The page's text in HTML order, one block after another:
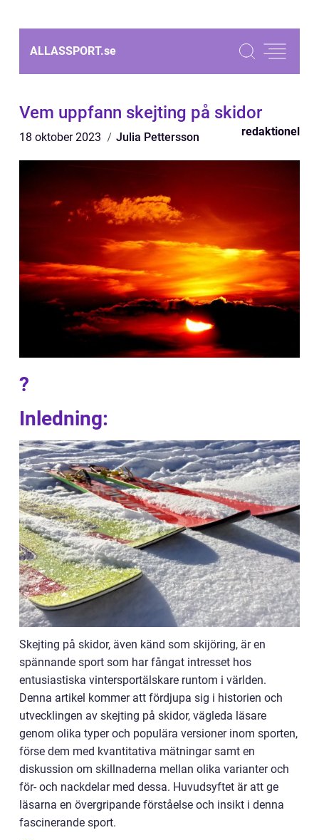
ALLASSPORT.se
Vem uppfann skejting på skidor
18 oktober 2023 Julia Pettersson redaktionel
?
Inledning:
Skejting på skidor, även känd som skijöring, är en
spännande sport som har fångat intresset hos
entusiastiska vintersportälskare runtom i världen.
Denna artikel kommer att fördjupa sig i historien och
utvecklingen av skejting på skidor, vägleda läsare
genom olika typer och populära versioner inom sporten,
förse dem med kvantitativa mätningar samt en
diskussion om skillnaderna mellan olika varianter och
för- och nackdelar med dessa. Huvudsyftet är att ge
läsarna en övergripande förståelse och insikt i denna
fascinerande sport.